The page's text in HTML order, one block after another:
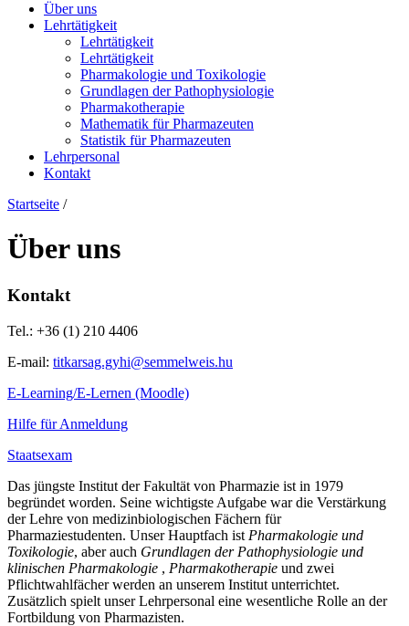
Über uns
Lehrtätigkeit
Lehrtätigkeit
Lehrtätigkeit
Pharmakologie und Toxikologie
Grundlagen der Pathophysiologie
Pharmakotherapie
Mathematik für Pharmazeuten
Statistik für Pharmazeuten
Lehrpersonal
Kontakt
Startseite /
Über uns
Kontakt
Tel.: +36 (1) 210 4406
E-mail: titkarsag.gyhi@semmelweis.hu
E-Learning/E-Lernen (Moodle)
Hilfe für Anmeldung
Staatsexam
Das jüngste Institut der Fakultät von Pharmazie ist in 1979
begründet worden. Seine wichtigste Aufgabe war die Verstärkung
der Lehre von medizinbiologischen Fächern für
Pharmaziestudenten. Unser Hauptfach ist Pharmakologie und
Toxikologie, aber auch Grundlagen der Pathophysiologie und
klinischen Pharmakologie , Pharmakotherapie und zwei
Pflichtwahlfächer werden an unserem Institut unterrichtet.
Zusätzlich spielt unser Lehrpersonal eine wesentliche Rolle an der
Fortbildung von Pharmazisten.